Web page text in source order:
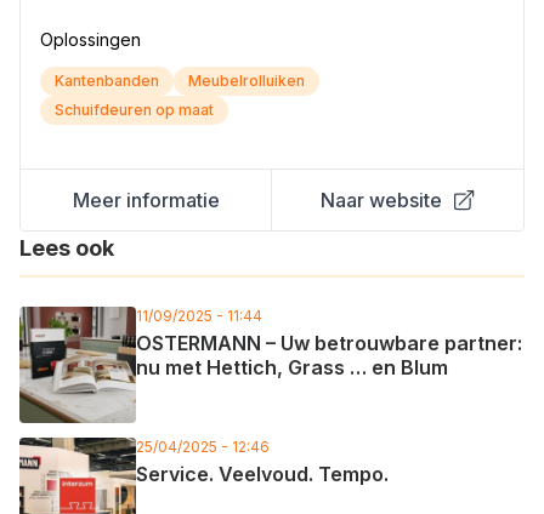
Oplossingen
Kantenbanden
Meubelrolluiken
Schuifdeuren op maat
Meer informatie Naar website
Lees ook
11/09/2025 - 11:44
OSTERMANN – Uw betrouwbare partner:
nu met Hettich, Grass … en Blum
25/04/2025 - 12:46
Service. Veelvoud. Tempo.